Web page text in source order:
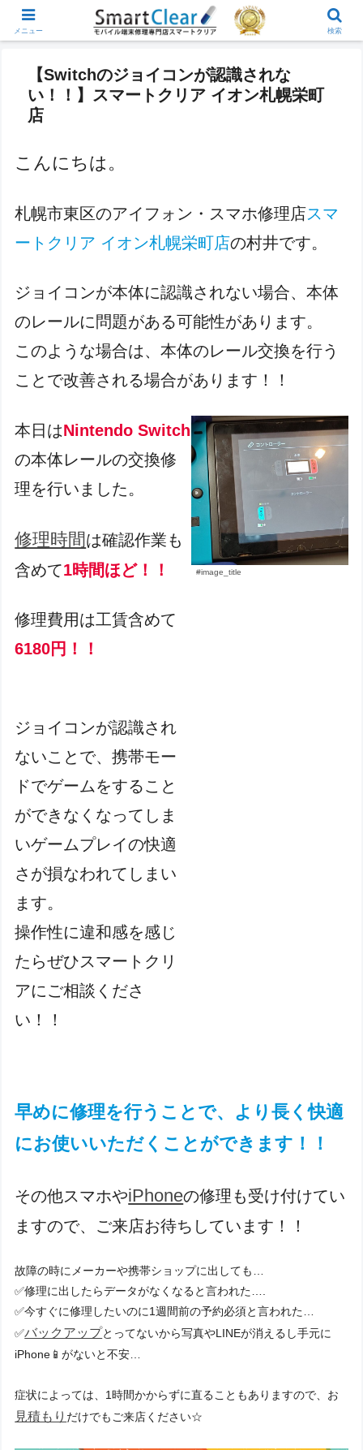
【Switchのジョイコンが認識されな
い！！】スマートクリア イオン札幌栄町
店
こんにちは。
札幌市東区のアイフォン・スマホ修理店スマ
ートクリア イオン札幌栄町店の村井です。
ジョイコンが本体に認識されない場合、本体
のレールに問題がある可能性があります。
このような場合は、本体のレール交換を行う
ことで改善される場合があります！！
本日はNintendo Switch
の本体レールの交換修
理を行いました。
修理時間は確認作業も
含めて1時間ほど！！
修理費用は工賃含めて
6180円！！
ジョイコンが認識され
ないことで、携帯モー
ドでゲームをすること
ができなくなってしま
いゲームプレイの快適
さが損なわれてしまい
ます。
操作性に違和感を感じ
たらぜひスマートクリ
アにご相談くださ
い！！
#image_title
早めに修理を行うことで、より長く快適
にお使いいただくことができます！！
その他スマホやiPhoneの修理も受け付けてい
ますので、ご来店お待ちしています！！
故障の時にメーカーや携帯ショップに出しても…
✅修理に出したらデータがなくなると言われた….
✅今すぐに修理したいのに1週間前の予約必須と言われた…
✅バックアップとってないから写真やLINEが消えるし手元に
iPhone📱がないと不安…
症状によっては、1時間かからずに直ることもありますので、お
見積もり だけでもご来店ください☆
メニュー 検索